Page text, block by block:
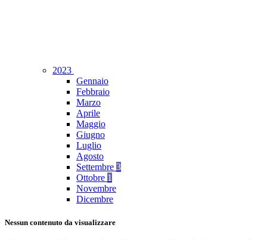
2023
Gennaio
Febbraio
Marzo
Aprile
Maggio
Giugno
Luglio
Agosto
Settembre 3
Ottobre 1
Novembre
Dicembre
Nessun contenuto da visualizzare